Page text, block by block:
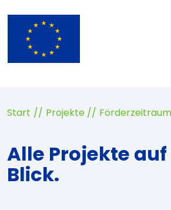
Start Projekte
Alle Projekte
Blick.